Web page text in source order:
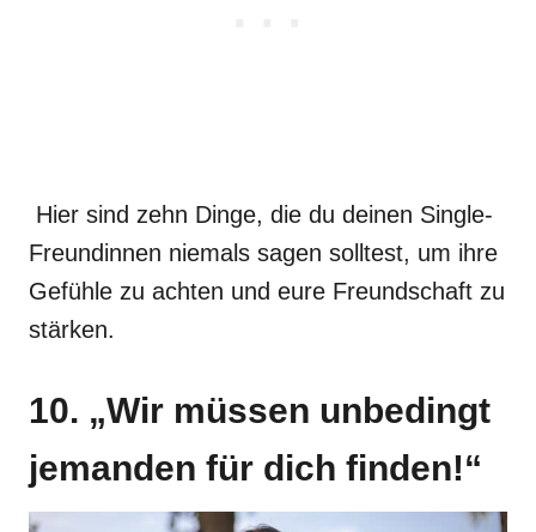
Hier sind zehn Dinge, die du deinen Single-
Freundinnen niemals sagen solltest, um ihre
Gefühle zu achten und eure Freundschaft zu
stärken.
10. „Wir müssen unbedingt
jemanden für dich finden!“